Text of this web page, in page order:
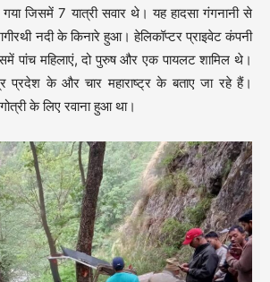
जिसमें 7 यात्री सवार थे। यह हादसा गंगनानी से
नदी के किनारे हुआ। हेलिकॉप्टर प्राइवेट कंपनी
पांच महिलाएं, दो पुरुष और एक पायलट शामिल थे।
प्रदेश के और चार महाराष्ट्र के बताए जा रहे हैं।
के लिए रवाना हुआ था।